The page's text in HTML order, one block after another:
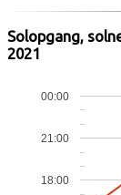
Solopgang,
2021
18:00
21:00
00:00